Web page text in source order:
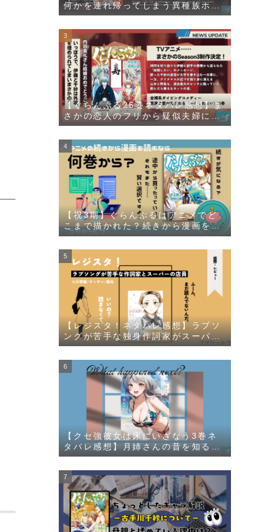
何かを連れ帰ってしまう異種族ホラ
ー漫画【臓腑の花束】
【ぐらんぶる25巻ネタバレ感想】ま
さかの恋人のフリから疑似夫婦にラ
ンクアップ！？
【祝3期】ぐらんぶるはアニメでど
こまで描かれた？続きから漫画を読
むなら何巻からなのかを解説しま
す！
【レジスタ！ネタバレ感想】ラブソ
ングが苦手な独身作詞家がスーパー
の店員に一目惚れする漫画
【クセ強彼女は床にいざなう3巻ネ
タバレ感想】月姉さんの昔を知るチ
ャラ男登場に嬌声の秘密が明らか